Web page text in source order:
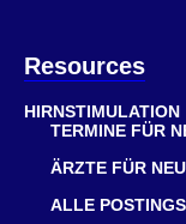
Resources
HIRNSTIMULATION
TERMINE FÜR
ÄRZTE FÜR
ALLE